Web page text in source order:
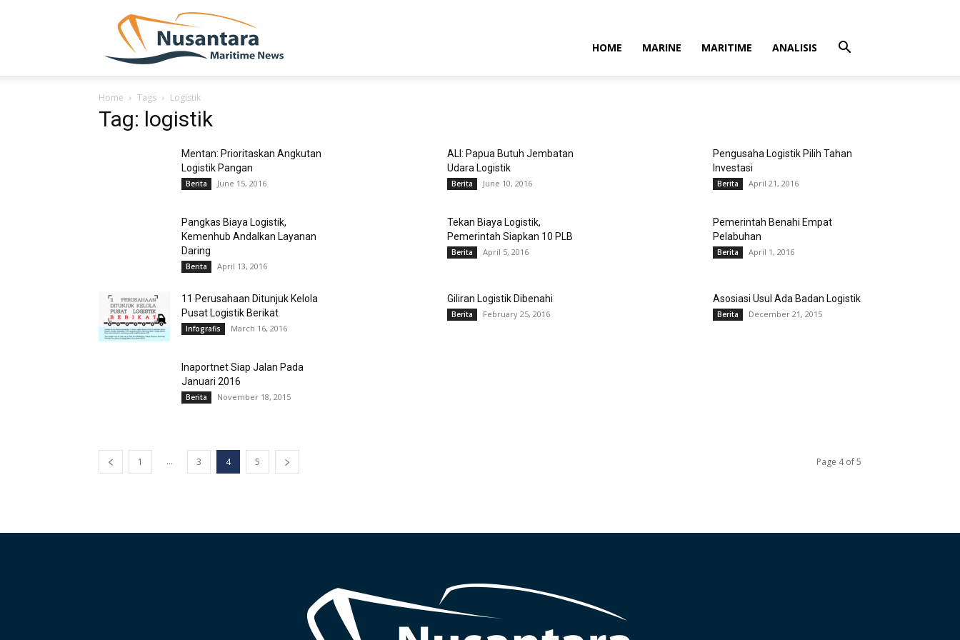
HOME MARINE MARITIME ANALISIS
Home Tags Logistik
Tag: logistik
Mentan: Prioritaskan Angkutan
Logistik Pangan
Berita June 15, 2016
ALI: Papua Butuh Jembatan
Udara Logistik
Berita June 10, 2016
Pengusaha Logistik Pilih Tahan
Investasi
Berita April 21, 2016
Pangkas Biaya Logistik,
Kemenhub Andalkan Layanan
Daring
Berita April 13, 2016
Tekan Biaya Logistik,
Pemerintah Siapkan 10 PLB
Berita April 5, 2016
Pemerintah Benahi Empat
Pelabuhan
Berita April 1, 2016
11 Perusahaan Ditunjuk Kelola
Pusat Logistik Berikat
Infografis March 16, 2016
Giliran Logistik Dibenahi
Berita February 25, 2016
Asosiasi Usul Ada Badan Logistik
Berita December 21, 2015
Inaportnet Siap Jalan Pada
Januari 2016
Berita November 18, 2015
1 ... 3 4 5 Page 4 of 5